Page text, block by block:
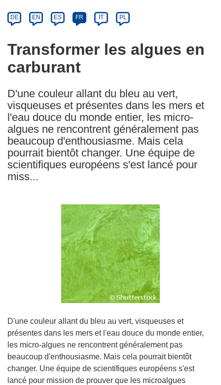
Article
available
following
languages:
DE EN ES FR IT PL
Transformer les algues en
carburant
D'une couleur allant du bleu au vert,
visqueuses et présentes dans les mers et
l'eau douce du monde entier, les micro-
algues ne rencontrent généralement pas
beaucoup d'enthousiasme. Mais cela
pourrait bientôt changer. Une équipe de
scientifiques européens s'est lancé pour
miss...
D'une couleur allant du bleu au vert, visqueuses et
présentes dans les mers et l'eau douce du monde entier,
les micro-algues ne rencontrent généralement pas
beaucoup d'enthousiasme. Mais cela pourrait bientôt
changer. Une équipe de scientifiques européens s'est
lancé pour mission de prouver que les microalgues